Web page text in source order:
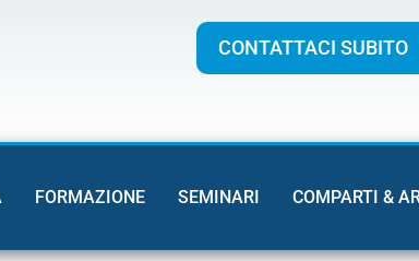
CONTATTACI SUBITO
FORMAZIONE SEMINARI COMPARTI &